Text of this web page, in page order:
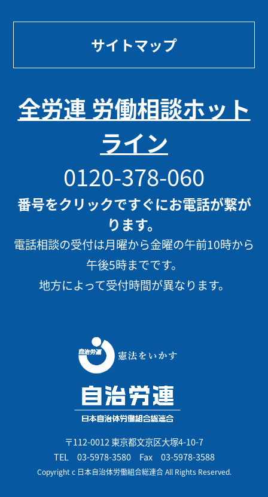
サイトマップ
全労連 労働相談ホット
ライン
0120-378-060
番号をクリックですぐにお電話が繋が
ります。
電話相談の受付は月曜から金曜の午前10時から
午後5時までです。
地方によって受付時間が異なります。
〒112-0012 東京都文京区大塚4-10-7
TEL 03-5978-3580Fax 03-5978-3588
Copyright c 日本自治体労働組合総連合 All Rights Reserved.